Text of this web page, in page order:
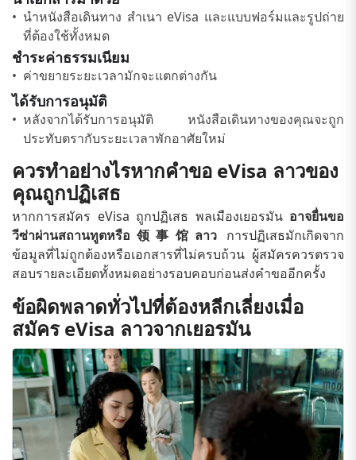
นำหนังสือเดินทาง สำเนา eVisa และแบบฟอร์มและรูปถ่าย
ที่ต้องใช้ทั้งหมด
ชำระค่าธรรมเนียม
ค่าขยายระยะเวลามักจะแตกต่างกัน
ได้รับการอนุมัติ
หลังจากได้รับการอนุมัติ หนังสือเดินทางของคุณจะถูก
ประทับตรากับระยะเวลาพักอาศัยใหม่
ควรทำอย่างไรหากคำขอ eVisa ลาวของ
คุณถูกปฏิเสธ
หากการสมัคร eVisa ถูกปฏิเสธ พลเมืองเยอรมัน อาจยื่นขอ
วีซ่าผ่านสถานทูตหรือ领事馆ลาวการปฏิเสธมักเกิดจาก
ข้อมูลที่ไม่ถูกต้องหรือเอกสารที่ไม่ครบถ้วน ผู้สมัครควรตรวจ
สอบรายละเอียดทั้งหมดอย่างรอบคอบก่อนส่งคำขออีกครั้ง
ข้อผิดพลาดทั่วไปที่ต้องหลีกเลี่ยงเมื่อ
สมัคร eVisa ลาวจากเยอรมัน